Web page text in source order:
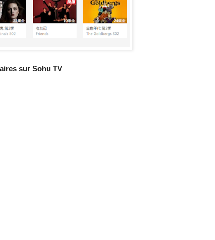
sur Sohu TV